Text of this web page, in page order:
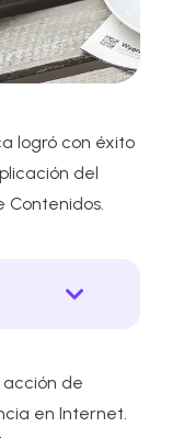
logró con éxito
del
Contenidos.
de
en Internet.